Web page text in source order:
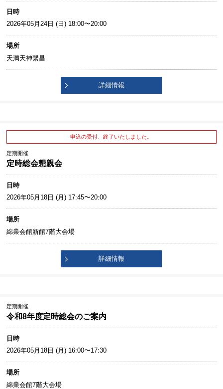
日時
2026年05月24日 (日) 18:00〜20:00
場所
天満天神繫昌
詳細情報
申込の受付、終了いたしました。
定期開催
定時総会懇親会
日時
2026年05月18日 (月) 17:45〜20:00
場所
綿業会館新館7階大会場
詳細情報
定期開催
令和8年度定時総会のご案内
日時
2026年05月18日 (月) 16:00〜17:30
場所
綿業会館7階大会場